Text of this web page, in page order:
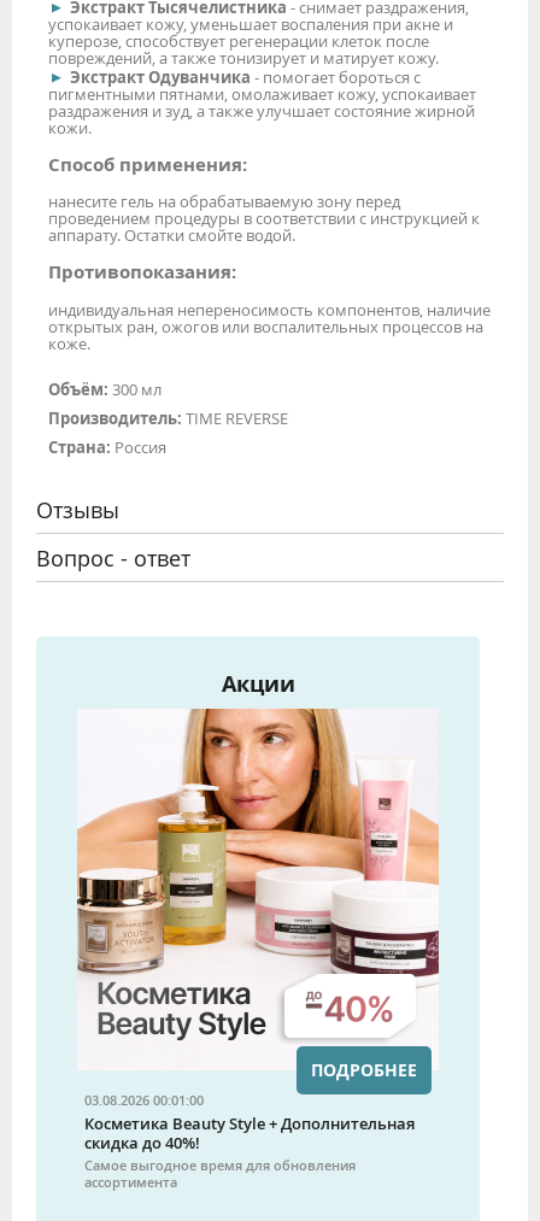
Экстракт Тысячелистника - снимает раздражения,
успокаивает кожу, уменьшает воспаления при акне и
куперозе, способствует регенерации клеток после
повреждений, а также тонизирует и матирует кожу.
Экстракт Одуванчика - помогает бороться с
пигментными пятнами, омолаживает кожу, успокаивает
раздражения и зуд, а также улучшает состояние жирной
кожи.
Способ применения:
нанесите гель на обрабатываемую зону перед
проведением процедуры в соответствии с инструкцией к
аппарату. Остатки смойте водой.
Противопоказания:
индивидуальная непереносимость компонентов, наличие
открытых ран, ожогов или воспалительных процессов на
коже.
Объём: 300 мл
Производитель: TIME REVERSE
Страна: Россия
Отзывы
Вопрос - ответ
Акции
03.08.2026 00:01:00
Косметика Beauty Style + Дополнительная
скидка до 40%!
Самое выгодное время для обновления
ассортимента
ПОДРОБНЕЕ